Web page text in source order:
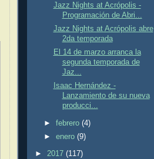
Jazz Nights at Acrópolis -
Programación de Abri...
Jazz Nights at Acrópolis abre
2da temporada
El 14 de marzo arranca la
segunda temporada de
Jaz...
Isaac Hernández -
Lanzamiento de su nueva
producci...
►febrero(4)
►enero(9)
► 2017 (117)